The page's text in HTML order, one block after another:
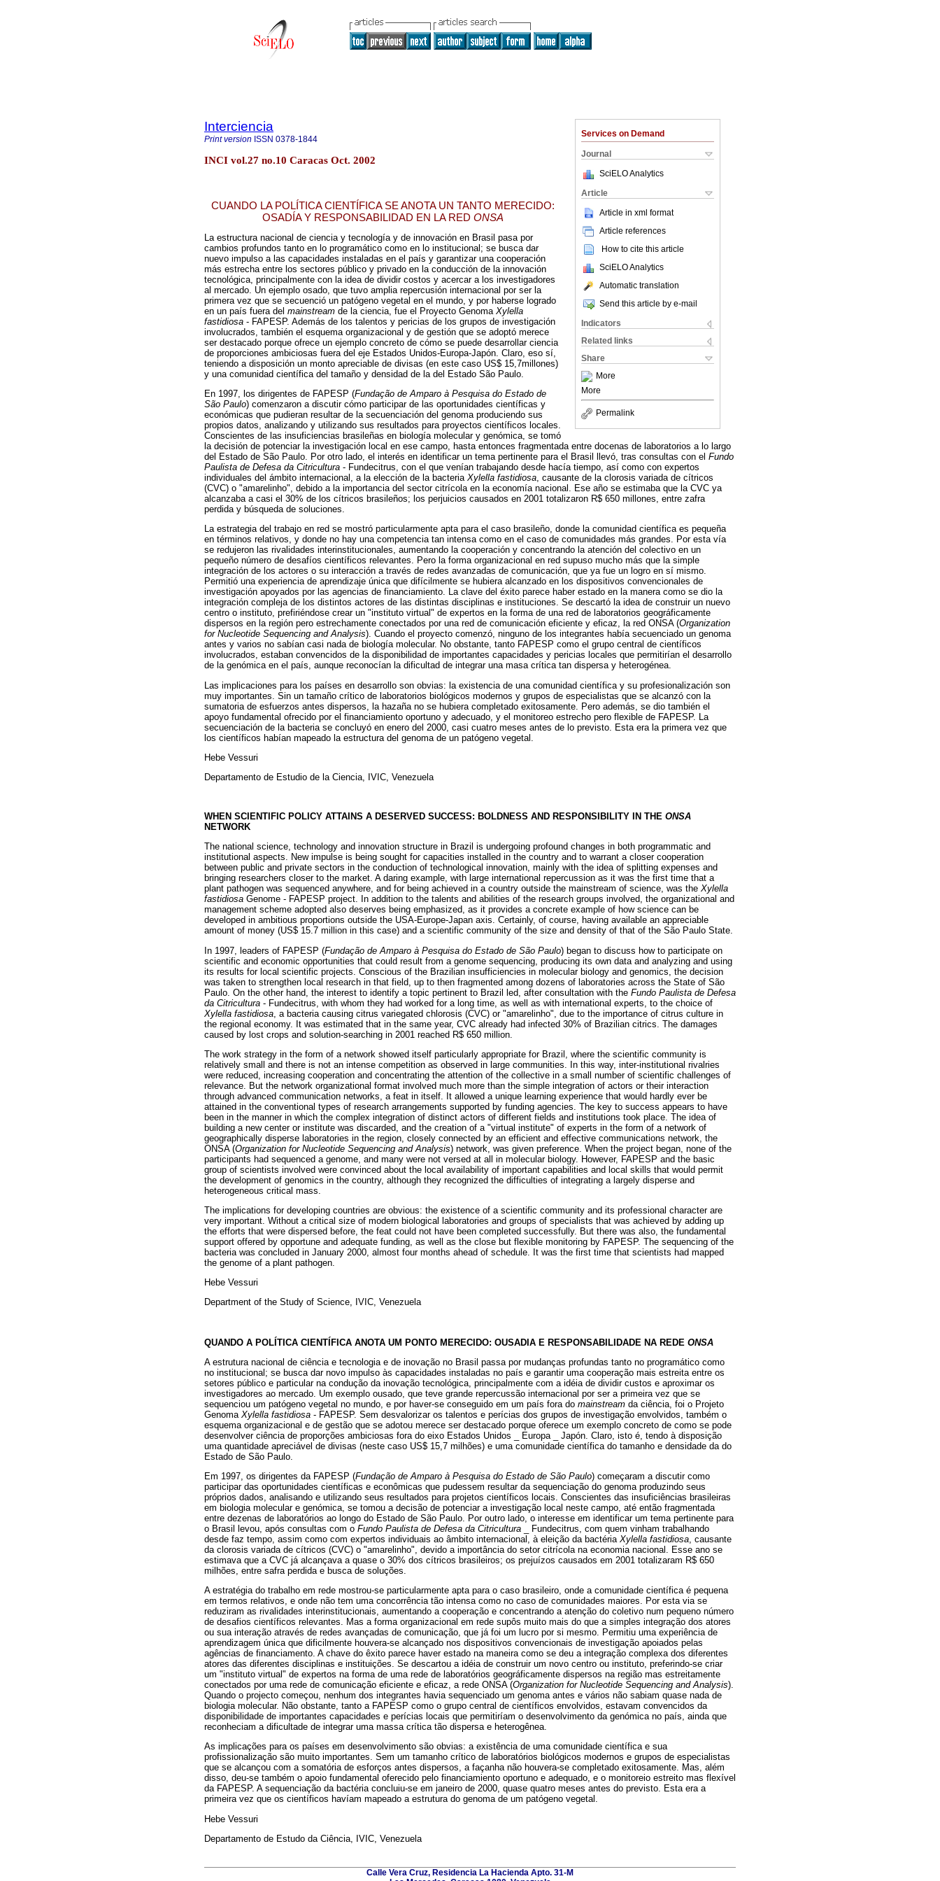
Services on Demand
Journal
SciELO Analytics
Article
Article in xml format
Article references
How to cite this article
SciELO Analytics
Automatic translation
Send this article by e-mail
Indicators
Related links
Share
More
More
Permalink
Interciencia
Print version ISSN 0378-1844
INCI vol.27 no.10 Caracas Oct. 2002
CUANDO LA POLÍTICA CIENTÍFICA SE ANOTA UN TANTO MERECIDO:
OSADÍA Y RESPONSABILIDAD EN LA RED ONSA
La estructura nacional de ciencia y tecnología y de innovación en Brasil pasa por
cambios profundos tanto en lo programático como en lo institucional; se busca dar
nuevo impulso a las capacidades instaladas en el país y garantizar una cooperación
más estrecha entre los sectores público y privado en la conducción de la innovación
tecnológica, principalmente con la idea de dividir costos y acercar a los investigadores
al mercado. Un ejemplo osado, que tuvo amplia repercusión internacional por ser la
primera vez que se secuenció un patógeno vegetal en el mundo, y por haberse logrado
en un país fuera del mainstream de la ciencia, fue el Proyecto Genoma Xylella
fastidiosa - FAPESP. Además de los talentos y pericias de los grupos de investigación
involucrados, también el esquema organizacional y de gestión que se adoptó merece
ser destacado porque ofrece un ejemplo concreto de cómo se puede desarrollar ciencia
de proporciones ambiciosas fuera del eje Estados Unidos-Europa-Japón. Claro, eso sí,
teniendo a disposición un monto apreciable de divisas (en este caso US$ 15,7millones)
y una comunidad científica del tamaño y densidad de la del Estado São Paulo.
En 1997, los dirigentes de FAPESP (Fundação de Amparo à Pesquisa do Estado de
São Paulo) comenzaron a discutir cómo participar de las oportunidades científicas y
económicas que pudieran resultar de la secuenciación del genoma produciendo sus
propios datos, analizando y utilizando sus resultados para proyectos científicos locales.
Conscientes de las insuficiencias brasileñas en biología molecular y genómica, se tomó
la decisión de potenciar la investigación local en ese campo, hasta entonces fragmentada entre docenas de laboratorios a lo largo
del Estado de São Paulo. Por otro lado, el interés en identificar un tema pertinente para el Brasil llevó, tras consultas con el Fundo
Paulista de Defesa da Citricultura - Fundecitrus, con el que venían trabajando desde hacía tiempo, así como con expertos
individuales del ámbito internacional, a la elección de la bacteria Xylella fastidiosa, causante de la clorosis variada de cítricos
(CVC) o "amarelinho", debido a la importancia del sector citrícola en la economía nacional. Ese año se estimaba que la CVC ya
alcanzaba a casi el 30% de los cítricos brasileños; los perjuicios causados en 2001 totalizaron R$ 650 millones, entre zafra
perdida y búsqueda de soluciones.
La estrategia del trabajo en red se mostró particularmente apta para el caso brasileño, donde la comunidad científica es pequeña
en términos relativos, y donde no hay una competencia tan intensa como en el caso de comunidades más grandes. Por esta vía
se redujeron las rivalidades interinstitucionales, aumentando la cooperación y concentrando la atención del colectivo en un
pequeño número de desafíos científicos relevantes. Pero la forma organizacional en red supuso mucho más que la simple
integración de los actores o su interacción a través de redes avanzadas de comunicación, que ya fue un logro en sí mismo.
Permitió una experiencia de aprendizaje única que difícilmente se hubiera alcanzado en los dispositivos convencionales de
investigación apoyados por las agencias de financiamiento. La clave del éxito parece haber estado en la manera como se dio la
integración compleja de los distintos actores de las distintas disciplinas e instituciones. Se descartó la idea de construir un nuevo
centro o instituto, prefiriéndose crear un "instituto virtual" de expertos en la forma de una red de laboratorios geográficamente
dispersos en la región pero estrechamente conectados por una red de comunicación eficiente y eficaz, la red ONSA (Organization
for Nucleotide Sequencing and Analysis). Cuando el proyecto comenzó, ninguno de los integrantes había secuenciado un genoma
antes y varios no sabían casi nada de biología molecular. No obstante, tanto FAPESP como el grupo central de científicos
involucrados, estaban convencidos de la disponibilidad de importantes capacidades y pericias locales que permitirían el desarrollo
de la genómica en el país, aunque reconocían la dificultad de integrar una masa crítica tan dispersa y heterogénea.
Las implicaciones para los países en desarrollo son obvias: la existencia de una comunidad científica y su profesionalización son
muy importantes. Sin un tamaño crítico de laboratorios biológicos modernos y grupos de especialistas que se alcanzó con la
sumatoria de esfuerzos antes dispersos, la hazaña no se hubiera completado exitosamente. Pero además, se dio también el
apoyo fundamental ofrecido por el financiamiento oportuno y adecuado, y el monitoreo estrecho pero flexible de FAPESP. La
secuenciación de la bacteria se concluyó en enero del 2000, casi cuatro meses antes de lo previsto. Esta era la primera vez que
los científicos habían mapeado la estructura del genoma de un patógeno vegetal.
Hebe Vessuri
Departamento de Estudio de la Ciencia, IVIC, Venezuela
WHEN SCIENTIFIC POLICY ATTAINS A DESERVED SUCCESS: BOLDNESS AND RESPONSIBILITY IN THE ONSA
NETWORK
The national science, technology and innovation structure in Brazil is undergoing profound changes in both programmatic and
institutional aspects. New impulse is being sought for capacities installed in the country and to warrant a closer cooperation
between public and private sectors in the conduction of technological innovation, mainly with the idea of splitting expenses and
bringing researchers closer to the market. A daring example, with large international repercussion as it was the first time that a
plant pathogen was sequenced anywhere, and for being achieved in a country outside the mainstream of science, was the Xylella
fastidiosa Genome - FAPESP project. In addition to the talents and abilities of the research groups involved, the organizational and
management scheme adopted also deserves being emphasized, as it provides a concrete example of how science can be
developed in ambitious proportions outside the USA-Europe-Japan axis. Certainly, of course, having available an appreciable
amount of money (US$ 15.7 million in this case) and a scientific community of the size and density of that of the São Paulo State.
In 1997, leaders of FAPESP (Fundação de Amparo à Pesquisa do Estado de São Paulo) began to discuss how to participate on
scientific and economic opportunities that could result from a genome sequencing, producing its own data and analyzing and using
its results for local scientific projects. Conscious of the Brazilian insufficiencies in molecular biology and genomics, the decision
was taken to strengthen local research in that field, up to then fragmented among dozens of laboratories across the State of São
Paulo. On the other hand, the interest to identify a topic pertinent to Brazil led, after consultation with the Fundo Paulista de Defesa
da Citricultura - Fundecitrus, with whom they had worked for a long time, as well as with international experts, to the choice of
Xylella fastidiosa , a bacteria causing citrus variegated chlorosis (CVC) or "amarelinho", due to the importance of citrus culture in
the regional economy. It was estimated that in the same year, CVC already had infected 30% of Brazilian citrics. The damages
caused by lost crops and solution-searching in 2001 reached R$ 650 million.
The work strategy in the form of a network showed itself particularly appropriate for Brazil, where the scientific community is
relatively small and there is not an intense competition as observed in large communities. In this way, inter-institutional rivalries
were reduced, increasing cooperation and concentrating the attention of the collective in a small number of scientific challenges of
relevance. But the network organizational format involved much more than the simple integration of actors or their interaction
through advanced communication networks, a feat in itself. It allowed a unique learning experience that would hardly ever be
attained in the conventional types of research arrangements supported by funding agencies. The key to success appears to have
been in the manner in which the complex integration of distinct actors of different fields and institutions took place. The idea of
building a new center or institute was discarded, and the creation of a "virtual institute" of experts in the form of a network of
geographically disperse laboratories in the region, closely connected by an efficient and effective communications network, the
ONSA (Organization for Nucleotide Sequencing and Analysis) network, was given preference. When the project began, none of the
participants had sequenced a genome, and many were not versed at all in molecular biology. However, FAPESP and the basic
group of scientists involved were convinced about the local availability of important capabilities and local skills that would permit
the development of genomics in the country, although they recognized the difficulties of integrating a largely disperse and
heterogeneous critical mass.
The implications for developing countries are obvious: the existence of a scientific community and its professional character are
very important. Without a critical size of modern biological laboratories and groups of specialists that was achieved by adding up
the efforts that were dispersed before, the feat could not have been completed successfully. But there was also, the fundamental
support offered by opportune and adequate funding, as well as the close but flexible monitoring by FAPESP. The sequencing of the
bacteria was concluded in January 2000, almost four months ahead of schedule. It was the first time that scientists had mapped
the genome of a plant pathogen.
Hebe Vessuri
Department of the Study of Science, IVIC, Venezuela
QUANDO A POLÍTICA CIENTÍFICA ANOTA UM PONTO MERECIDO: OUSADIA E RESPONSABILIDADE NA REDE ONSA
A estrutura nacional de ciência e tecnologia e de inovação no Brasil passa por mudanças profundas tanto no programático como
no institucional; se busca dar novo impulso às capacidades instaladas no país e garantir uma cooperação mais estreita entre os
setores público e particular na condução da inovação tecnológica, principalmente com a idéia de dividir custos e aproximar os
investigadores ao mercado. Um exemplo ousado, que teve grande repercussão internacional por ser a primeira vez que se
sequenciou um patógeno vegetal no mundo, e por haver-se conseguido em um país fora do mainstream da ciência, foi o Projeto
Genoma Xylella fastidiosa - FAPESP. Sem desvalorizar os talentos e perícias dos grupos de investigação envolvidos, também o
esquema organizacional e de gestão que se adotou merece ser destacado porque oferece um exemplo concreto de como se pode
desenvolver ciência de proporções ambiciosas fora do eixo Estados Unidos _ Europa _ Japón. Claro, isto é, tendo à disposição
uma quantidade apreciável de divisas (neste caso US$ 15,7 milhões) e uma comunidade científica do tamanho e densidade da do
Estado de São Paulo.
Em 1997, os dirigentes da FAPESP (Fundação de Amparo à Pesquisa do Estado de São Paulo) começaram a discutir como
participar das oportunidades científicas e econômicas que pudessem resultar da sequenciação do genoma produzindo seus
próprios dados, analisando e utilizando seus resultados para projetos científicos locais. Conscientes das insuficiências brasileiras
em biologia molecular e genómica, se tomou a decisão de potenciar a investigação local neste campo, até então fragmentada
entre dezenas de laboratórios ao longo do Estado de São Paulo. Por outro lado, o interesse em identificar um tema pertinente para
o Brasil levou, após consultas com o Fundo Paulista de Defesa da Citricultura _ Fundecitrus, com quem vinham trabalhando
desde faz tempo, assim como com expertos individuais ao âmbito internacional, à eleição da bactéria Xylella fastidiosa , causante
da clorosis variada de cítricos (CVC) o "amarelinho", devido a importância do setor citrícola na economia nacional. Esse ano se
estimava que a CVC já alcançava a quase o 30% dos cítricos brasileiros; os prejuízos causados em 2001 totalizaram R$ 650
milhões, entre safra perdida e busca de soluções.
A estratégia do trabalho em rede mostrou-se particularmente apta para o caso brasileiro, onde a comunidade científica é pequena
em termos relativos, e onde não tem uma concorrência tão intensa como no caso de comunidades maiores. Por esta via se
reduziram as rivalidades interinstitucionais, aumentando a cooperação e concentrando a atenção do coletivo num pequeno número
de desafios científicos relevantes. Mas a forma organizacional em rede supôs muito mais do que a simples integração dos atores
ou sua interação através de redes avançadas de comunicação, que já foi um lucro por si mesmo. Permitiu uma experiência de
aprendizagem única que dificilmente houvera-se alcançado nos dispositivos convencionais de investigação apoiados pelas
agências de financiamento. A chave do êxito parece haver estado na maneira como se deu a integração complexa dos diferentes
atores das diferentes disciplinas e instituições. Se descartou a idéia de construir um novo centro ou instituto, preferindo-se criar
um "instituto virtual" de expertos na forma de uma rede de laboratórios geográficamente dispersos na região mas estreitamente
conectados por uma rede de comunicação eficiente e eficaz, a rede ONSA (Organization for Nucleotide Sequencing and Analysis).
Quando o projecto começou, nenhum dos integrantes havia sequenciado um genoma antes e vários não sabiam quase nada de
biologia molecular. Não obstante, tanto a FAPESP como o grupo central de científicos envolvidos, estavam convencidos da
disponibilidade de importantes capacidades e perícias locais que permitiríam o desenvolvimento da genómica no país, ainda que
reconheciam a dificultade de integrar uma massa crítica tão dispersa e heterogênea.
As implicações para os países em desenvolvimento são obvias: a existência de uma comunidade científica e sua
profissionalização são muito importantes. Sem um tamanho crítico de laboratórios biológicos modernos e grupos de especialistas
que se alcançou com a somatória de esforços antes dispersos, a façanha não houvera-se completado exitosamente. Mas, além
disso, deu-se também o apoio fundamental oferecido pelo financiamiento oportuno e adequado, e o monitoreio estreito mas flexível
da FAPESP. A sequenciação da bactéria concluiu-se em janeiro de 2000, quase quatro meses antes do previsto. Esta era a
primeira vez que os científicos havíam mapeado a estrutura do genoma de um patógeno vegetal.
Hebe Vessuri
Departamento de Estudo da Ciência, IVIC, Venezuela
Calle Vera Cruz, Residencia La Hacienda Apto. 31-M